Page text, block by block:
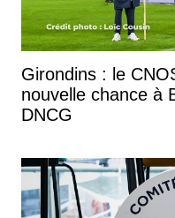
Girondins : le
nouvelle chance à
DNCG